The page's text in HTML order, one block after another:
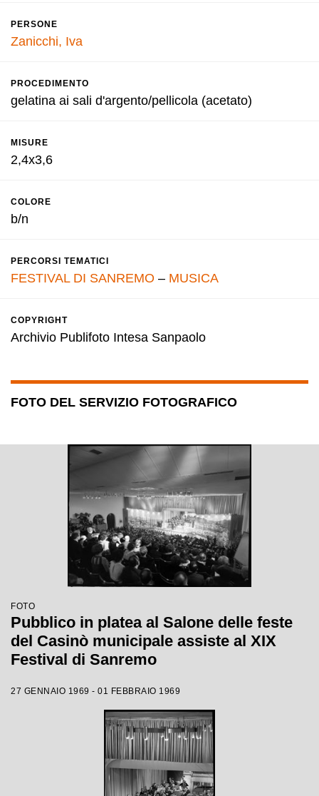
PERSONE
Zanicchi, Iva
PROCEDIMENTO
gelatina ai sali d'argento/pellicola (acetato)
MISURE
2,4x3,6
COLORE
b/n
PERCORSI TEMATICI
FESTIVAL DI SANREMO – MUSICA
COPYRIGHT
Archivio Publifoto Intesa Sanpaolo
FOTO DEL SERVIZIO FOTOGRAFICO
FOTO
Pubblico in platea al Salone delle feste
del Casinò municipale assiste al XIX
Festival di Sanremo
27 GENNAIO 1969 - 01 FEBBRAIO 1969